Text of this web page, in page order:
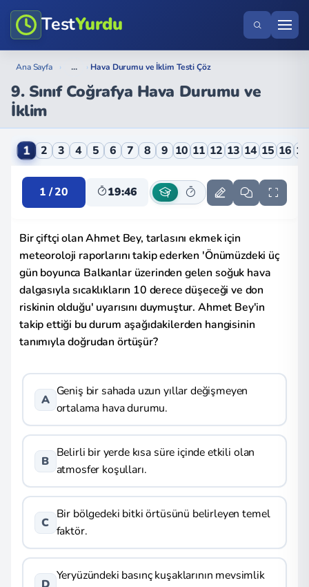
TestYurdu
Ana Sayfa › ... › Hava Durumu ve İklim Testi Çöz
9. Sınıf Coğrafya Hava Durumu ve
İklim
9. Sınıf Coğrafya Hava Durumu ve İklim Online Testi
1 2 3 4 5 6 7 8 9 10 11 12 13 14 15 16 17
1 / 20 19:46
Bir çiftçi olan Ahmet Bey, tarlasını ekmek için
meteoroloji raporlarını takip ederken 'Önümüzdeki üç
gün boyunca Balkanlar üzerinden gelen soğuk hava
dalgasıyla sıcaklıkların 10 derece düşeceği ve don
riskinin olduğu' uyarısını duymuştur. Ahmet Bey'in
takip ettiği bu durum aşağıdakilerden hangisinin
tanımıyla doğrudan örtüşür?
A
Geniş bir sahada uzun yıllar değişmeyen
ortalama hava durumu.
B
Belirli bir yerde kısa süre içinde etkili olan
atmosfer koşulları.
C
Bir bölgedeki bitki örtüsünü belirleyen temel
faktör.
D
Yeryüzündeki basınç kuşaklarının mevsimlik